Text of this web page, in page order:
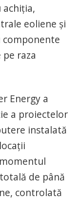
eoliene și
raza
Energy a
a proiectelor
instalată
de până
controlată